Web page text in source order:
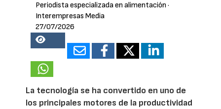
Periodista especializada en alimentación ·
Interempresas Media
27/07/2026
13728
La tecnología se ha convertido en uno de
los principales motores de la productividad